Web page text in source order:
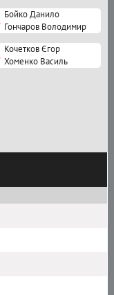
Бойко Данило
Гончаров Володимир
Кочетков Єгор
Хоменко Василь